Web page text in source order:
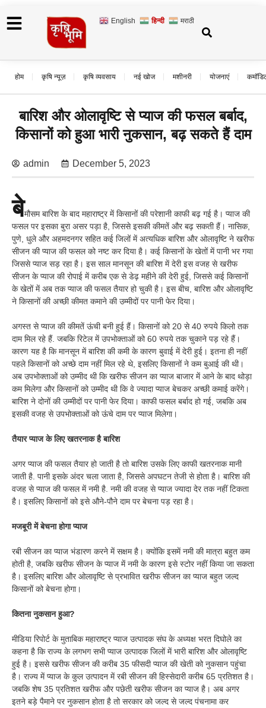
English हिन्दी मराठी
होम कृषि न्यूज़ कृषि व्यवसाय नई खोज मशीनरी योजनाएं
बारिश और ओलावृष्टि से प्याज की फसल बर्बाद,
किसानों को हुआ भारी नुकसान, बढ़ सकते हैं दाम
admin December 5, 2023
बेमौसम बारिश के बाद महाराष्ट्र में किसानों की परेशानी काफी बढ़ गई है। प्याज की
फसल पर इसका बुरा असर पड़ा है, जिससे इसकी कीमतें और बढ़ सकती हैं। नासिक,
पुणे, धुले और अहमदनगर सहित कई जिलों में अत्यधिक बारिश और ओलावृष्टि ने खरीफ
सीजन की प्याज की फसल को नष्ट कर दिया है। कई किसानों के खेतों में पानी भर गया
जिससे प्याज सड़ रहा है। इस साल मानसून की बारिश में देरी इस वजह से खरीफ
सीजन के प्याज की रोपाई में करीब एक से डेढ़ महीने की देरी हुई, जिससे कई किसानों
के खेतों में अब तक प्याज की फसल तैयार हो चुकी है। इस बीच, बारिश और ओलावृष्टि
ने किसानों की अच्छी कीमत कमाने की उम्मीदों पर पानी फेर दिया।
अगस्त से प्याज की कीमतें ऊंची बनी हुई हैं। किसानों को 20 से 40 रुपये किलो तक
दाम मिल रहे हैं. जबकि रिटेल में उपभोक्ताओं को 60 रुपये तक चुकाने पड़ रहे हैं।
कारण यह है कि मानसून में बारिश की कमी के कारण बुवाई में देरी हुई। इतना ही नहीं
पहले किसानों को अच्छे दाम नहीं मिल रहे थे, इसलिए किसानों ने कम बुआई की थी।
अब उपभोक्ताओं को उम्मीद थी कि खरीफ सीजन का प्याज बाजार में आने के बाद थोड़ा
कम मिलेगा और किसानों को उम्मीद थी कि वे ज्यादा प्याज बेचकर अच्छी कमाई करेंगे।
बारिश ने दोनों की उम्मीदों पर पानी फेर दिया। काफी फसल बर्बाद हो गई, जबकि अब
इसकी वजह से उपभोक्ताओं को ऊंचे दाम पर प्याज मिलेगा।
तैयार प्याज के लिए खतरनाक है बारिश
अगर प्याज की फसल तैयार हो जाती है तो बारिश उसके लिए काफी खतरनाक मानी
जाती है. पानी इसके अंदर चला जाता है, जिससे अपघटन तेजी से होता है। बारिश की
वजह से प्याज की फसल में नमी है. नमी की वजह से प्याज ज्यादा देर तक नहीं टिकता
है। इसलिए किसानों को इसे औने-पौने दाम पर बेचना पड़ रहा है।
मजबूरी में बेचना होगा प्याज
रबी सीजन का प्याज भंडारण करने में सक्षम है। क्योंकि इसमें नमी की मात्रा बहुत कम
होती है, जबकि खरीफ सीजन के प्याज में नमी के कारण इसे स्टोर नहीं किया जा सकता
है। इसलिए बारिश और ओलावृष्टि से प्रभावित खरीफ सीजन का प्याज बहुत जल्द
किसानों को बेचना होगा।
कितना नुकसान हुआ?
मीडिया रिपोर्ट के मुताबिक महाराष्ट्र प्याज उत्पादक संघ के अध्यक्ष भरत दिघोले का
कहना है कि राज्य के लगभग सभी प्याज उत्पादक जिलों में भारी बारिश और ओलावृष्टि
हुई है। इससे खरीफ सीजन की करीब 35 फीसदी प्याज की खेती को नुकसान पहुंचा
है। राज्य में प्याज के कुल उत्पादन में रबी सीजन की हिस्सेदारी करीब 65 प्रतिशत है।
जबकि शेष 35 प्रतिशत खरीफ और पछेती खरीफ सीजन का प्याज है। अब अगर
इतने बड़े पैमाने पर नुकसान होता है तो सरकार को जल्द से जल्द पंचनामा कर